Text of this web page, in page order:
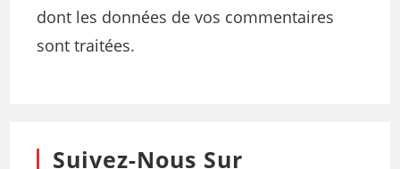
dont les données de vos commentaires
sont traitées.
Suivez-Nous Sur